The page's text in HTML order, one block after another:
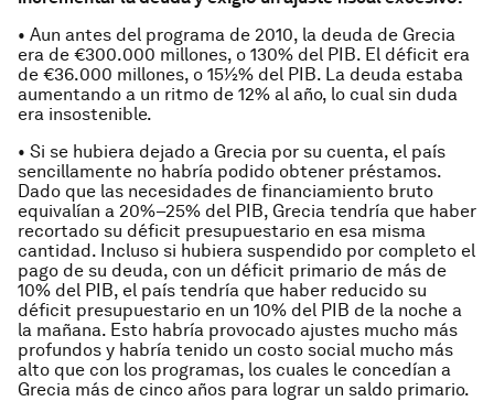
• Aun antes del programa de 2010, la deuda de Grecia
era de €300.000 millones, o 130% del PIB. El déficit era
de €36.000 millones, o 15½% del PIB. La deuda estaba
aumentando a un ritmo de 12% al año, lo cual sin duda
era insostenible.
• Si se hubiera dejado a Grecia por su cuenta, el país
sencillamente no habría podido obtener préstamos.
Dado que las necesidades de financiamiento bruto
equivalían a 20%–25% del PIB, Grecia tendría que haber
recortado su déficit presupuestario en esa misma
cantidad. Incluso si hubiera suspendido por completo el
pago de su deuda, con un déficit primario de más de
10% del PIB, el país tendría que haber reducido su
déficit presupuestario en un 10% del PIB de la noche a
la mañana. Esto habría provocado ajustes mucho más
profundos y habría tenido un costo social mucho más
alto que con los programas, los cuales le concedían a
Grecia más de cinco años para lograr un saldo primario.